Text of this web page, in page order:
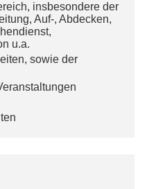
insbesondere der
Auf-, Abdecken,
u.a.
sowie der